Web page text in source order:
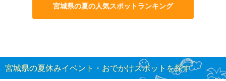
宮城県の夏の人気スポットランキング
宮城県の夏休みイベント・おでかけスポットを探す